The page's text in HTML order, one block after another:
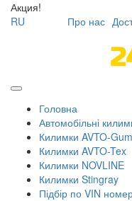
Акция!
RU
Про нас
Головна
Автомобільні
Килимки AVTO-
Килимки AVTO-Tex
Килимки NOVLINE
Килимки Stingray
Підбір по VIN